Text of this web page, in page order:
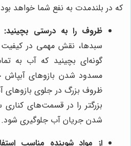
که در بلندمدت به نفع شما خواهد
ظروف را به درستی بچینید:
سبدها، نقش مهمی در
گونه‌ای بچینید که آب به
مسدود شدن بازوهای آبپاش
ظروف بزرگ در جلوی بازوهای
بزرگتر را در قسمت‌های
شدن جریان آب جلوگیری شود.
از مواد شوینده مناسب